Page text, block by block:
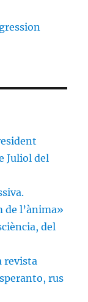
Juliol del
de l’ànima»
del
revista
rus